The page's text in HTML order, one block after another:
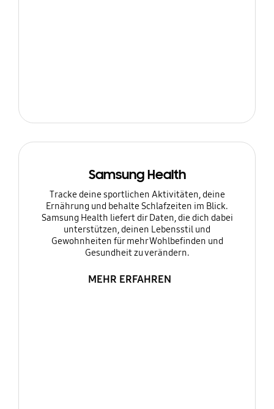
Samsung Health
Tracke deine sportlichen Aktivitäten, deine
Ernährung und behalte Schlafzeiten im Blick.
Samsung Health liefert dir Daten, die dich dabei
unterstützen, deinen Lebensstil und
Gewohnheiten für mehr Wohlbefinden und
Gesundheit zu verändern.
MEHR ERFAHREN